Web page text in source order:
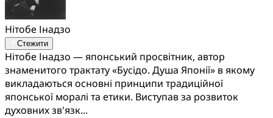
Нітобе Інадзо
Стежити
Нітобе Інадзо — японський просвітник, автор
знаменитого трактату «Бусідо. Душа Японії» в якому
викладаються основні принципи традиційної
японської моралі та етики. Виступав за розвиток
духовних зв'язк...